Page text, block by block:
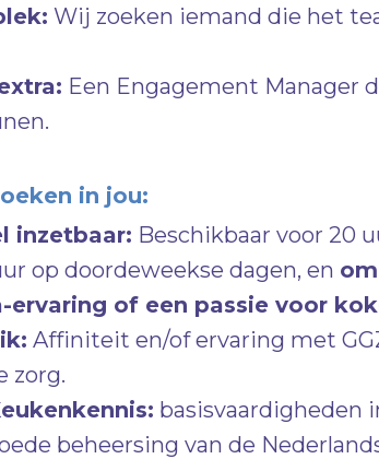
Wij zoeken iemand die het
Een Engagement Manager
in jou:
inzetbaar: Beschikbaar voor 20
op doordeweekse dagen, en
ervaring of een passie voor
Affiniteit en/of ervaring met
zorg.
basisvaardigheden
beheersing van de